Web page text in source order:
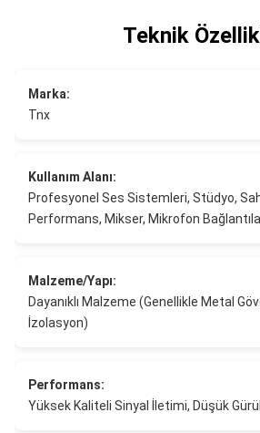
Teknik
Marka:
Tnx
Kullanım Alanı:
Profesyonel Ses Sistemleri, Stüdyo,
Performans, Mikser, Mikrofon
Malzeme/Yapı:
Dayanıklı Malzeme (Genellikle Metal
İzolasyon)
Performans:
Yüksek Kaliteli Sinyal İletimi, Düşük